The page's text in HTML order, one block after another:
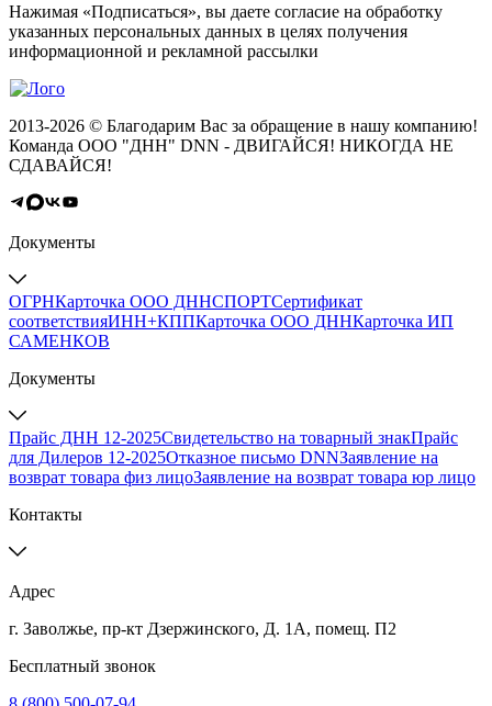
Нажимая «Подписаться», вы даете согласие на обработку
указанных персональных данных в целях получения
информационной и рекламной рассылки
2013-2026 © Благодарим Вас за обращение в нашу компанию!
Команда ООО "ДНН" DNN - ДВИГАЙСЯ! НИКОГДА НЕ
СДАВАЙСЯ!
Документы
ОГРНКарточка ООО ДННСПОРТСертификат
соответствияИНН+КППКарточка ООО ДННКарточка ИП
САМЕНКОВ
Документы
Прайс ДНН 12-2025Свидетельство на товарный знакПрайс
для Дилеров 12-2025Отказное письмо DNNЗаявление на
возврат товара физ лицоЗаявление на возврат товара юр лицо
Контакты
Адрес
г. Заволжье, пр-кт Дзержинского, Д. 1А, помещ. П2
Бесплатный звонок